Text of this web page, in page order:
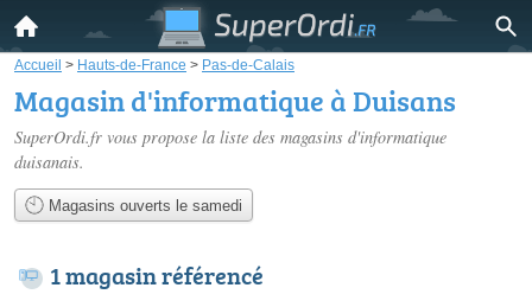
Accueil > Hauts-de-France > Pas-de-Calais
Magasin d'informatique à Duisans
SuperOrdi.fr vous propose la liste des magasins d'informatique
duisanais.
Magasins ouverts le samedi
1 magasin référencé